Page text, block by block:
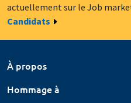
actuellement sur le Job
Candidats
À propos
Hommage à